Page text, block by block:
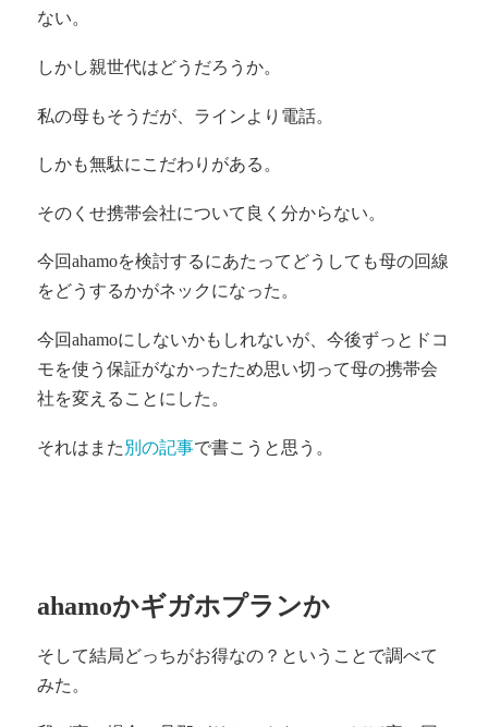
ない。
しかし親世代はどうだろうか。
私の母もそうだが、ラインより電話。
しかも無駄にこだわりがある。
そのくせ携帯会社について良く分からない。
今回ahamoを検討するにあたってどうしても母の回線
をどうするかがネックになった。
今回ahamoにしないかもしれないが、今後ずっとドコ
モを使う保証がなかったため思い切って母の携帯会
社を変えることにした。
それはまた 別の記事で書こうと思う。
ahamoかギガホプランか
そして結局どっちがお得なの？ということで調べて
みた。